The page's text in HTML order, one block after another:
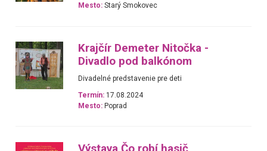
Mesto: Starý Smokovec
Krajčír Demeter Nitočka -
Divadlo pod balkónom
Divadelné predstavenie pre deti
Termín: 17.08.2024
Mesto: Poprad